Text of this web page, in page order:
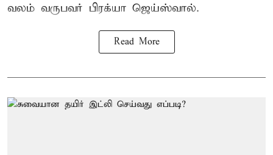
வலம் வருபவர் பிரக்யா ஜெய்ஸ்வால்.
Read More